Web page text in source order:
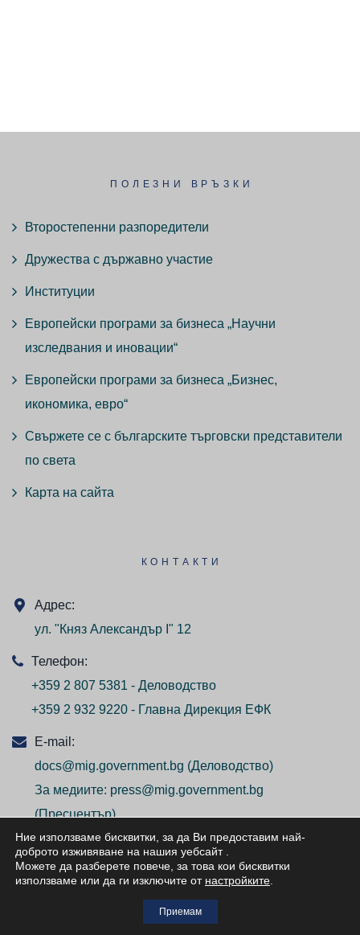
ПОЛЕЗНИ ВРЪЗКИ
Второстепенни разпоредители
Дружества с държавно участие
Институции
Европейски програми за бизнеса „Научни
изследвания и иновации“
Европейски програми за бизнеса „Бизнес,
икономика, евро“
Свържете се с българските търговски представители
по света
Карта на сайта
КОНТАКТИ
Адрес:
ул. "Княз Александър I" 12
Телефон:
+359 2 807 5381 - Деловодство
+359 2 932 9220 - Главна Дирекция ЕФК
E-mail:
docs@mig.government.bg (Деловодство)
За медиите: press@mig.government.bg
(Пресцентър)
© ВСИЧКИ ПРАВА ЗАПАЗЕНИ/ALL RIGHTS
RESERVED 2026
Ние използваме бисквитки, за да Ви предоставим най-
доброто изживяване на нашия уебсайт.
Можете да разберете повече, за това кои бисквитки
използваме или да ги изключите от настройките
Приемам